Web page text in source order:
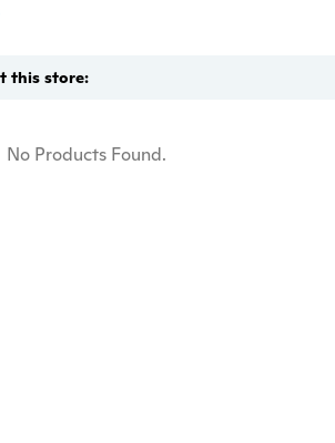
this store:
No Products Found.